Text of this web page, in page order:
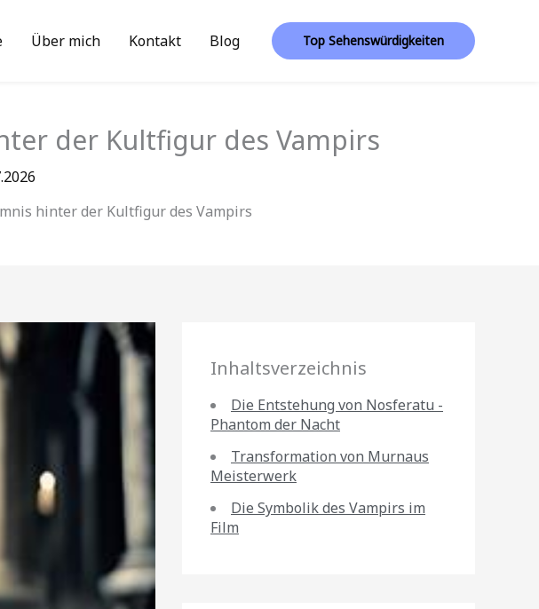
Über mich Kontakt Blog Top Sehenswürdigkeiten
der Kultfigur des Vampirs
hinter der Kultfigur des Vampirs
Inhaltsverzeichnis
Die Entstehung von Nosferatu -
Phantom der Nacht
Transformation von Murnaus
Meisterwerk
Die Symbolik des Vampirs im
Film